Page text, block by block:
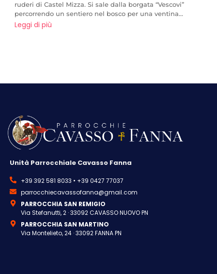
ruderi di Castel Mizza. Si sale dalla borgata “Vescovi”
percorrendo un sentiero nel bosco per una ventina...
Leggi di più
Unità Parrocchiale Cavasso Fanna
+39 392 581 8033 • +39 0427 77037
parrocchiecavassofanna@gmail.com
PARROCCHIA SAN REMIGIO
Via Stefanutti, 2 · 33092 CAVASSO NUOVO PN
PARROCCHIA SAN MARTINO
Via Montelieto, 24 · 33092 FANNA PN